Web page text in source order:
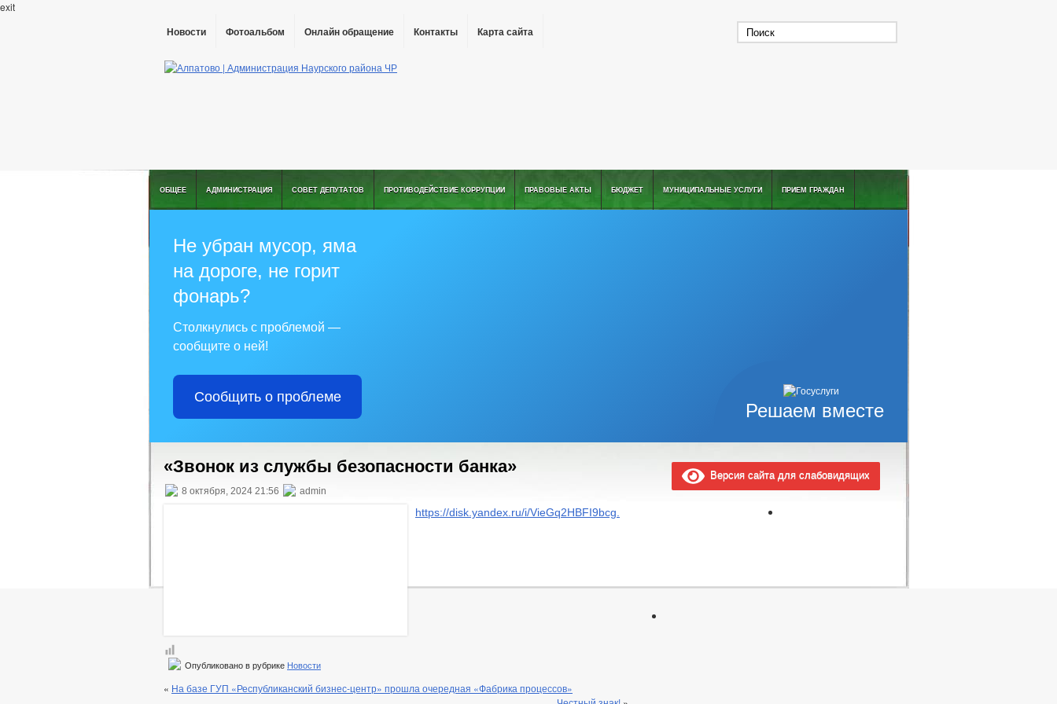
exit
Новости Фотоальбом Онлайн обращение Контакты Карта сайта
ОБЩЕЕ АДМИНИСТРАЦИЯ СОВЕТ ДЕПУТАТОВ ПРОТИВОДЕЙСТВИЕ КОРРУПЦИИ ПРАВОВЫЕ АКТЫ БЮДЖЕТ МУНИЦИПАЛЬНЫЕ УСЛУГИ ПРИЕМ ГРАЖДАН
Решаем вместе
Не убран мусор, яма
на дороге, не горит
фонарь?
Столкнулись с проблемой —
сообщите о ней!
Сообщить о проблеме
«Звонок из службы безопасности банка»
8 октября, 2024 21:56 admin
https://disk.yandex.ru/i/VieGq2HBFI9bcg.
Опубликовано в рубрике Новости
« На базе ГУП «Республиканский бизнес-центр» прошла очередная «Фабрика процессов»
Версия сайта для слабовидящих